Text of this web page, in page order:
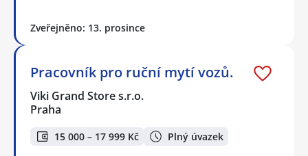
Zveřejněno: 13. prosince
Pracovník pro ruční mytí vozů.
Viki Grand Store s.r.o.
Praha
15 000 – 17 999 Kč Plný úvazek